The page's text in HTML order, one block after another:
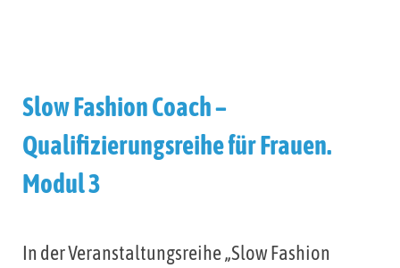
Slow Fashion Coach –
Qualifizierungsreihe für Frauen.
Modul 3
In der Veranstaltungsreihe „Slow Fashion